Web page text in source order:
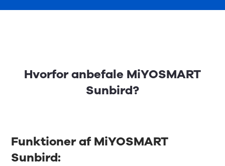
Hvorfor anbefale MiYOSMART
Sunbird?
Funktioner af MiYOSMART
Sunbird: